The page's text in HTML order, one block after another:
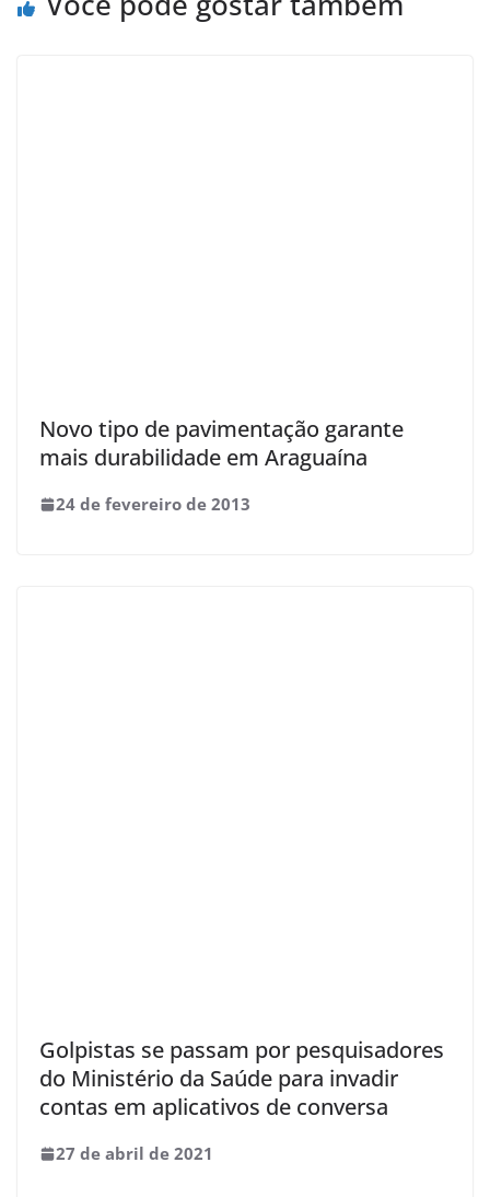
Novo tipo de pavimentação garante
mais durabilidade em Araguaína
24 de fevereiro de 2013
Golpistas se passam por pesquisadores
do Ministério da Saúde para invadir
contas em aplicativos de conversa
27 de abril de 2021